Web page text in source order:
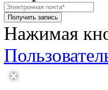
Получить запись
Нажимая